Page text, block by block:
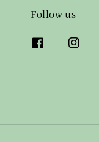
Follow us